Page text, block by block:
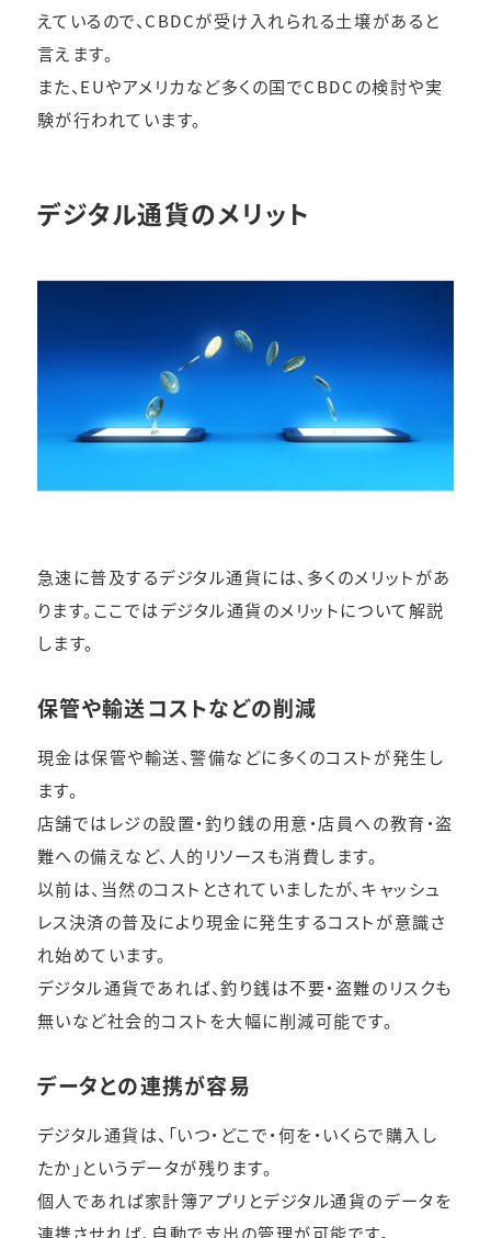
えているので、CBDCが受け入れられる土壌があると
言えます。
また、EUやアメリカなど多くの国でCBDCの検討や実
験が行われています。
デジタル通貨のメリット
急速に普及するデジタル通貨には、多くのメリットがあ
ります。ここではデジタル通貨のメリットについて解説
します。
保管や輸送コストなどの削減
現金は保管や輸送、警備などに多くのコストが発生し
ます。
店舗ではレジの設置・釣り銭の用意・店員への教育・盗
難への備えなど、人的リソースも消費します。
以前は、当然のコストとされていましたが、キャッシュ
レス決済の普及により現金に発生するコストが意識さ
れ始めています。
デジタル通貨であれば、釣り銭は不要・盗難のリスクも
無いなど社会的コストを大幅に削減可能です。
データとの連携が容易
デジタル通貨は、「いつ・どこで・何を・いくらで購入し
たか」というデータが残ります。
個人であれば家計簿アプリとデジタル通貨のデータを
連携させれば、自動で支出の管理が可能です。